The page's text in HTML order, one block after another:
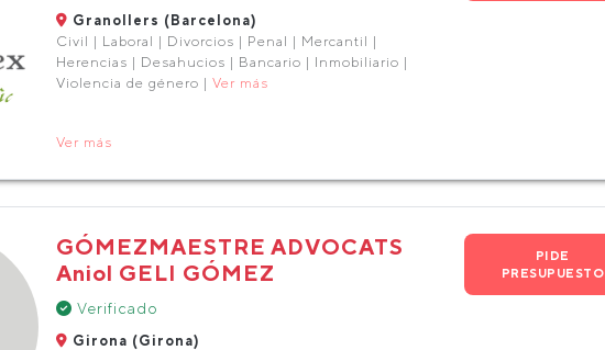
Granollers (Barcelona)
Civil | Laboral | Divorcios | Penal | Mercantil |
Herencias | Desahucios | Bancario | Inmobiliario |
Violencia de género | Ver más
Ver más
GÓMEZMAESTRE ADVOCATS
Aniol GELI GÓMEZ
Verificado
Girona (Girona)
PIDE
PRESUPUESTO